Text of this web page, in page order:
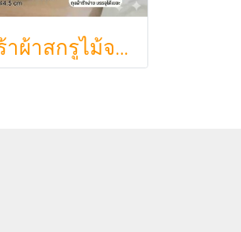
ตะกร้าผ้าสกรูไม้จริง ขนา 44.5cm รุ่น KAWA Minimalist สไตล์ญี่ปุ่นเคลื่อนที่ได้ มีล้อเลื่อน (KAWA)